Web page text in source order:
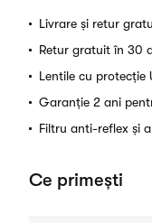
Livrare și retur
Retur gratuit în 30
Lentile cu protecție
Garanție 2 ani
Filtru anti-reflex și
Ce primești